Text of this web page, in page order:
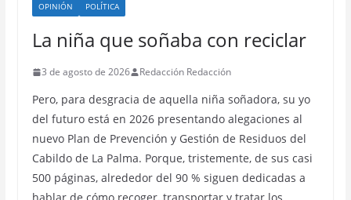
OPINIÓN
POLÍTICA
La niña que soñaba con reciclar
3 de agosto de 2026 Redacción Redacción
Pero, para desgracia de aquella niña soñadora, su yo
del futuro está en 2026 presentando alegaciones al
nuevo Plan de Prevención y Gestión de Residuos del
Cabildo de La Palma. Porque, tristemente, de sus casi
500 páginas, alrededor del 90 % siguen dedicadas a